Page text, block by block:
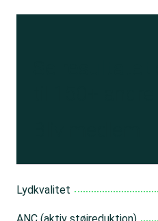
Lydkvalitet